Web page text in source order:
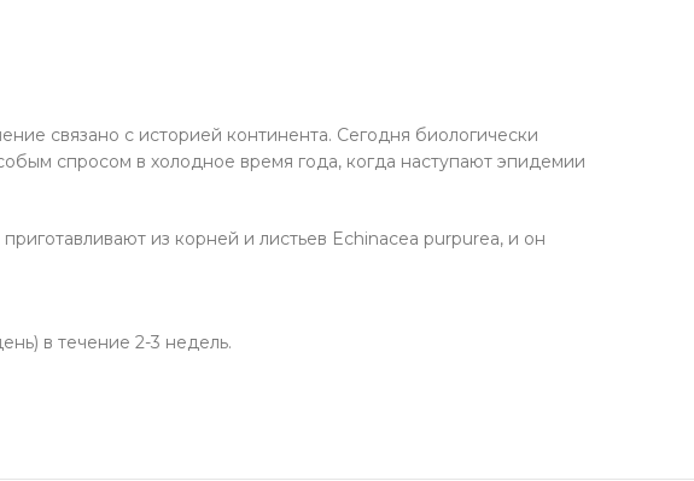
связано с историей континента. Сегодня биологически
спросом в холодное время года, когда наступают эпидемии
из корней и листьев Echinacea purpurea, и он
в течение 2-3 недель.